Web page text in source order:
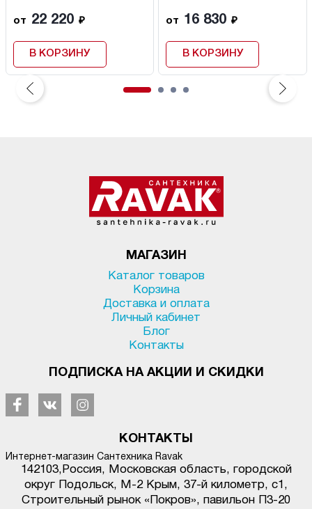
от 22 220 ₽
В КОРЗИНУ
от 16 830 ₽
В КОРЗИНУ
МАГАЗИН
Каталог товаров
Корзина
Доставка и оплата
Личный кабинет
Блог
Контакты
ПОДПИСКА НА АКЦИИ И СКИДКИ
КОНТАКТЫ
Интернет-магазин Сантехника Ravak
142103, Россия, Московская область, городской
округ Подольск, М-2 Крым, 37-й километр, с1 ,
Строительный рынок «Покров», павильон П3-20